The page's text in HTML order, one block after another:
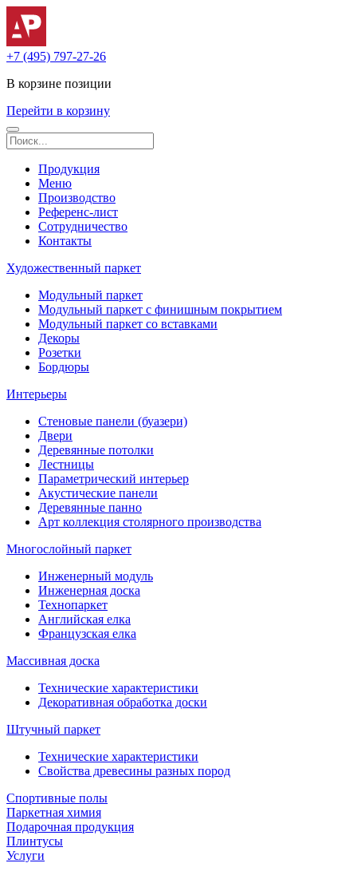
+7 (495) 797-27-26
В корзине позиции
Перейти в корзину
Продукция
Меню
Производство
Референс-лист
Сотрудничество
Контакты
Художественный паркет
Модульный паркет
Модульный паркет с финишным покрытием
Модульный паркет со вставками
Декоры
Розетки
Бордюры
Интерьеры
Стеновые панели (буазери)
Двери
Деревянные потолки
Лестницы
Параметрический интерьер
Акустические панели
Деревянные панно
Арт коллекция столярного производства
Многослойный паркет
Инженерный модуль
Инженерная доска
Технопаркет
Английская елка
Французская елка
Массивная доска
Технические характеристики
Декоративная обработка доски
Штучный паркет
Технические характеристики
Свойства древесины разных пород
Спортивные полы
Паркетная химия
Подарочная продукция
Плинтусы
Услуги